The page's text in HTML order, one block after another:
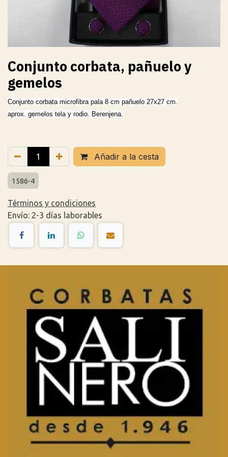
Conjunto corbata, pañuelo y
gemelos
Conjunto corbata microfibra pala 8 cm pañuelo 27x27 cm.
aprox. gemelos tela y rodio. Berenjena.
Añadir a la cesta
1586-4
Términos y condiciones
Envío: 2-3 días laborables